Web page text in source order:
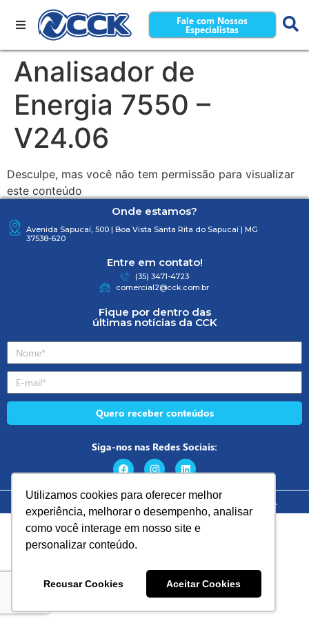
Utilizamos cookies para oferecer melhor
experiência, melhorar o desempenho, analisar
como você interage em nosso site e
personalizar conteúdo.
Recusar Cookies Aceitar Cookies
Fale com Nossos
Especialistas
Analisador de
Energia 7550 –
V24.06
Desculpe, mas você não tem permissão para visualizar
este conteúdo
Onde estamos?
Avenida Sapucaí, 500 | Boa Vista Santa Rita do Sapucaí | MG
37538-620
Entre em contato!
(35) 3471-4723
comercial2@cck.com.br
Fique por dentro das
últimas notícias da CCK
Quero receber conteúdos
Siga-nos nas Redes Sociais:
Todos os direitos reservados CCK Automação @ 2026.